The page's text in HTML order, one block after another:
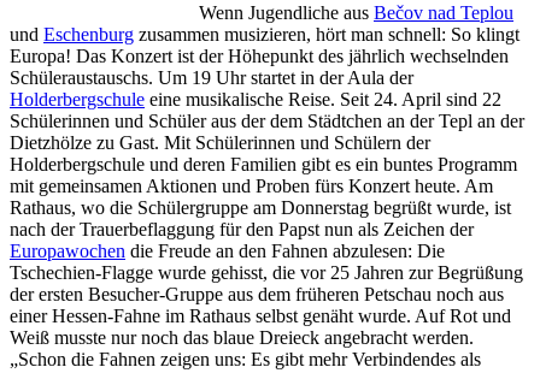
Wenn Jugendliche aus Bečov nad Teplou
und Eschenburg zusammen musizieren, hört man schnell: So klingt
Europa! Das Konzert ist der Höhepunkt des jährlich wechselnden
Schüleraustauschs. Um 19 Uhr startet in der Aula der
Holderbergschule eine musikalische Reise. Seit 24. April sind 22
Schülerinnen und Schüler aus der dem Städtchen an der Tepl an der
Dietzhölze zu Gast. Mit Schülerinnen und Schülern der
Holderbergschule und deren Familien gibt es ein buntes Programm
mit gemeinsamen Aktionen und Proben fürs Konzert heute. Am
Rathaus, wo die Schülergruppe am Donnerstag begrüßt wurde, ist
nach der Trauerbeflaggung für den Papst nun als Zeichen der
Europawochen die Freude an den Fahnen abzulesen: Die
Tschechien-Flagge wurde gehisst, die vor 25 Jahren zur Begrüßung
der ersten Besucher-Gruppe aus dem früheren Petschau noch aus
einer Hessen-Fahne im Rathaus selbst genäht wurde. Auf Rot und
Weiß musste nur noch das blaue Dreieck angebracht werden.
„Schon die Fahnen zeigen uns: Es gibt mehr Verbindendes als